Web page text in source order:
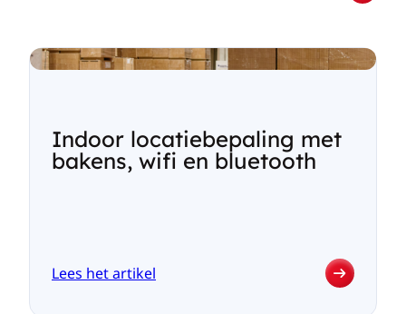
Indoor locatiebepaling met
bakens, wifi en bluetooth
Lees het artikel
: